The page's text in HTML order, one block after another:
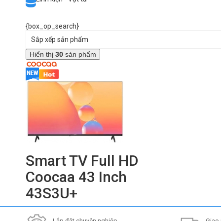
{box_op_search}
Sắp xếp sản phẩm
Hiển thị 30 sản phẩm
Smart TV Full HD
Coocaa 43 Inch
43S3U+